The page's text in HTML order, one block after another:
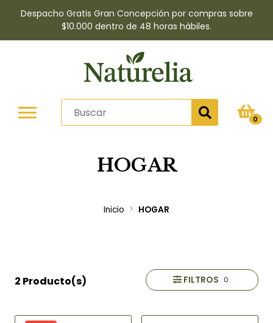
Despacho Gratis Gran Concepción por compras sobre
$10.000 dentro de 48 horas hábiles.
0
HOGAR
Inicio HOGAR
2 Producto(s) FILTROS 0